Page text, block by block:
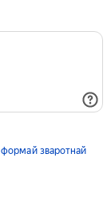
формай зваротнай